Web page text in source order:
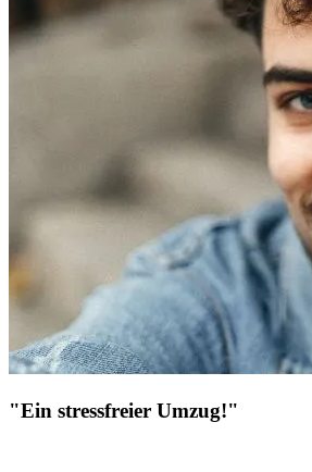
"Ein stressfreier Umzug!"